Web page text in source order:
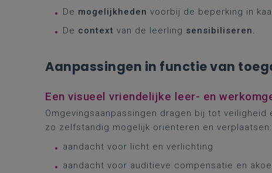
De mogelijkheden voorbij de beperking in
De context van de leerling sensibiliseren.
Aanpassingen in functie van
Een visueel vriendelijke leer- en
Omgevingsaanpassingen dragen bij tot
zo zelfstandig mogelijk oriënteren en verplaatsen:
aandacht voor licht en verlichting
aandacht voor auditieve compensatie en